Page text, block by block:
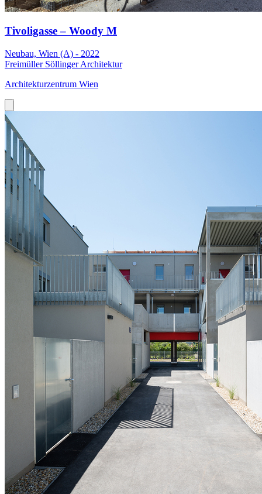
Tivoligasse – Woody M
Neubau, Wien (A) - 2022
Freimüller Söllinger Architektur
Architekturzentrum Wien